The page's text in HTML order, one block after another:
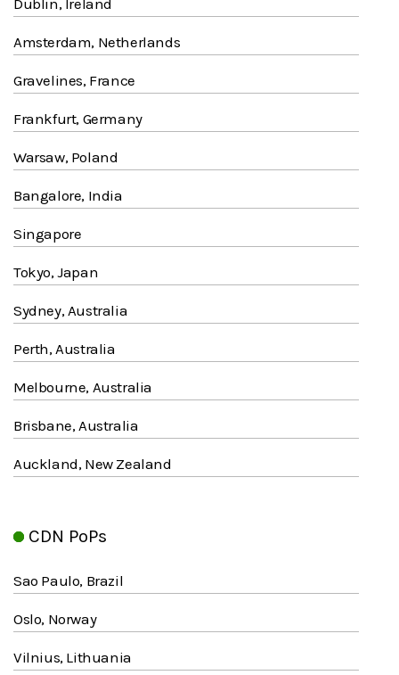
Dublin, Ireland
Amsterdam, Netherlands
Gravelines, France
Frankfurt, Germany
Warsaw, Poland
Bangalore, India
Singapore
Tokyo, Japan
Sydney, Australia
Perth, Australia
Melbourne, Australia
Brisbane, Australia
Auckland, New Zealand
CDN PoPs
Sao Paulo, Brazil
Oslo, Norway
Vilnius, Lithuania